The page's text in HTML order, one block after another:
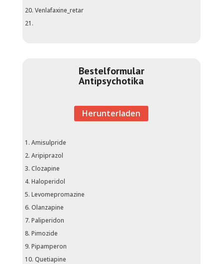
Venlafaxine_retar
Bestelformular
Antipsychotika
Herunterladen
Amisulpride
Aripiprazol
Clozapine
Haloperidol
Levomepromazine
Olanzapine
Paliperidon
Pimozide
Pipamperon
Quetiapine